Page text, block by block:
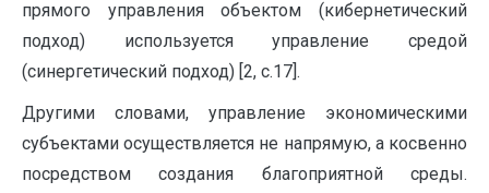
прямого управления объектом (кибернетический
подход) используется управление средой
(синергетический подход) [2, с.17].
Другими словами, управление экономическими
субъектами осуществляется не напрямую, а косвенно
посредством создания благоприятной среды.